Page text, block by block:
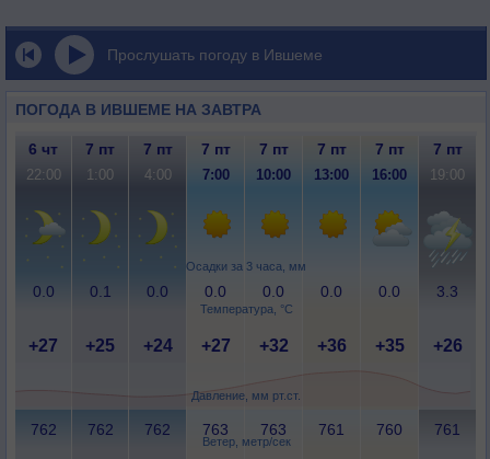
Прослушать погоду в Ившеме
ПОГОДА В ИВШЕМЕ НА ЗАВТРА
Осадки за 3 часа, мм
Температура, °C
Давление, мм рт.ст.
Ветер, метр/сек
6 чт 7 пт 7 пт 7 пт 7 пт 7 пт 7 пт 7 пт
22:00 1:00 4:00 7:00 10:00 13:00 16:00 19:00
0.0 0.1 0.0 0.0 0.0 0.0 0.0 3.3
+27 +25 +24 +27 +32 +36 +35 +26
762 762 762 763 763 761 760 761